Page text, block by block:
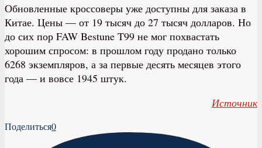
Обновленные кроссоверы уже доступны для заказа в
Китае. Цены — от 19 тысяч до 27 тысяч долларов. Но
до сих пор FAW Bestune T99 не мог похвастать
хорошим спросом: в прошлом году продано только
6268 экземпляров, а за первые десять месяцев этого
года — и вовсе 1945 штук.
Источник
Поделиться0